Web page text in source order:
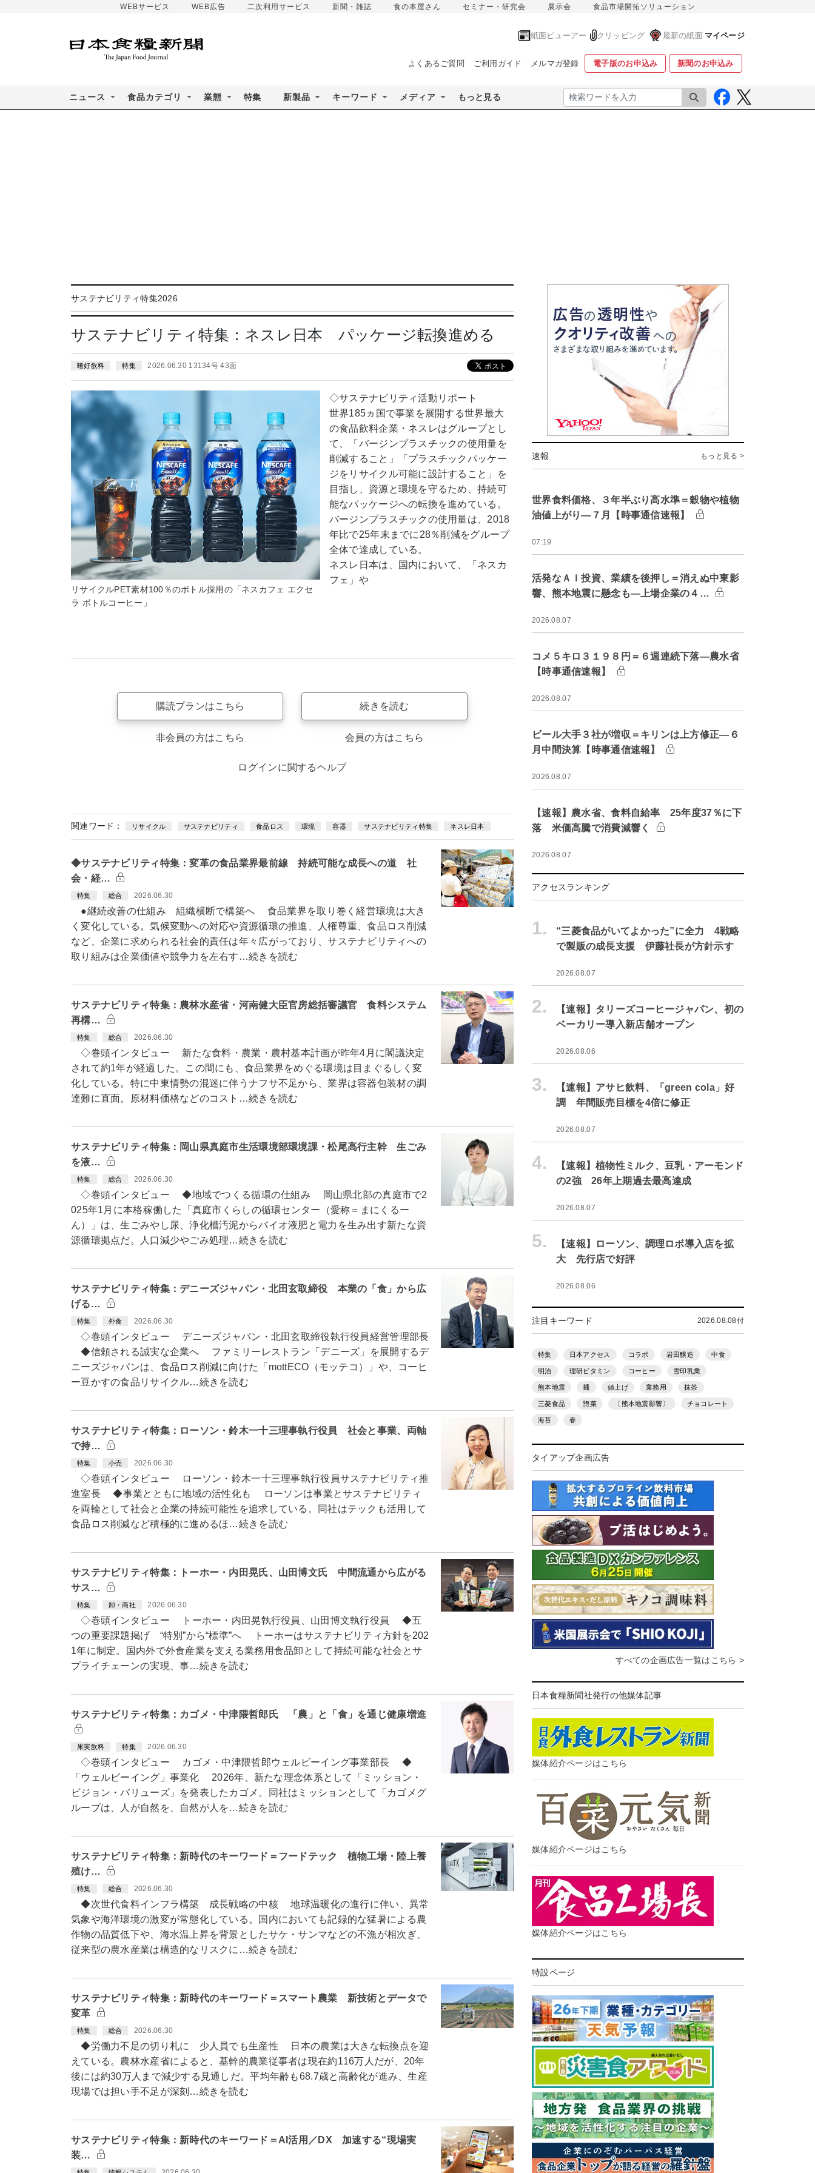
WEBサービス WEB広告 二次利用サービス 新聞・雑誌 食の本屋さん セミナー・研究会 展示会 食品市場開拓ソリューション
紙面ビューアー クリッピング 最新の紙面 マイページ
よくあるご質問 ご利用ガイド メルマガ登録 電子版のお申込み 新聞のお申込み
ニュース 食品カテゴリ 業態 特集 新製品 キーワード メディア もっと見る 検索
サステナビリティ特集2026
サステナビリティ特集：ネスレ日本 パッケージ転換進める
嗜好飲料 特集 2026.06.30 13134号 43面
リサイクルPET素材100％のボトル採用の「ネスカフェ エクセ
ラ ボトルコーヒー」
◇サステナビリティ活動リポート
世界185ヵ国で事業を展開する世界最大
の食品飲料企業・ネスレはグループとし
て、「バージンプラスチックの使用量を
削減すること」「プラスチックパッケー
ジをリサイクル可能に設計すること」を
目指し、資源と環境を守るため、持続可
能なパッケージへの転換を進めている。
バージンプラスチックの使用量は、2018
年比で25年末までに28％削減をグループ
全体で達成している。
ネスレ日本は、国内において、「ネスカ
フェ」や
購読プランはこちら
非会員の方はこちら
続きを読む
会員の方はこちら
ログインに関するヘルプ
関連ワード： リサイクル サステナビリティ 食品ロス 環境 容器 サステナビリティ特集 ネスレ日本
◆サステナビリティ特集：変革の食品業界最前線 持続可能な成長への道 社
会・経…
特集 総合 2026.06.30
●継続改善の仕組み 組織横断で構築へ 食品業界を取り巻く経営環境は大き
く変化している。気候変動への対応や資源循環の推進、人権尊重、食品ロス削減
など、企業に求められる社会的責任は年々広がっており、サステナビリティへの
取り組みは企業価値や競争力を左右す…続きを読む
サステナビリティ特集：農林水産省・河南健大臣官房総括審議官 食料システム
再構…
特集 総合 2026.06.30
◇巻頭インタビュー 新たな食料・農業・農村基本計画が昨年4月に閣議決定
されて約1年が経過した。この間にも、食品業界をめぐる環境は目まぐるしく変
化している。特に中東情勢の混迷に伴うナフサ不足から、業界は容器包装材の調
達難に直面。原材料価格などのコスト…続きを読む
サステナビリティ特集：岡山県真庭市生活環境部環境課・松尾高行主幹 生ごみ
を液…
特集 総合 2026.06.30
◇巻頭インタビュー ◆地域でつくる循環の仕組み 岡山県北部の真庭市で2
025年1月に本格稼働した「真庭市くらしの循環センター（愛称＝まにくるー
ん）」は、生ごみやし尿、浄化槽汚泥からバイオ液肥と電力を生み出す新たな資
源循環拠点だ。人口減少やごみ処理…続きを読む
サステナビリティ特集：デニーズジャパン・北田玄取締役 本業の「食」から広
げる…
特集 外食 2026.06.30
◇巻頭インタビュー デニーズジャパン・北田玄取締役執行役員経営管理部長
◆信頼される誠実な企業へ ファミリーレストラン「デニーズ」を展開するデ
ニーズジャパンは、食品ロス削減に向けた「mottECO（モッテコ）」や、コーヒ
ー豆かすの食品リサイクル…続きを読む
サステナビリティ特集：ローソン・鈴木一十三理事執行役員 社会と事業、両軸
で持…
特集 小売 2026.06.30
◇巻頭インタビュー ローソン・鈴木一十三理事執行役員サステナビリティ推
進室長 ◆事業とともに地域の活性化も ローソンは事業とサステナビリティ
を両輪として社会と企業の持続可能性を追求している。同社はテックも活用して
食品ロス削減など積極的に進めるほ…続きを読む
サステナビリティ特集：トーホー・内田晃氏、山田博文氏 中間流通から広がる
サス…
特集 卸・商社 2026.06.30
◇巻頭インタビュー トーホー・内田晃執行役員、山田博文執行役員 ◆五
つの重要課題掲げ “特別”から“標準”へ トーホーはサステナビリティ方針を202
1年に制定。国内外で外食産業を支える業務用食品卸として持続可能な社会とサ
プライチェーンの実現、事…続きを読む
サステナビリティ特集：カゴメ・中津隈哲郎氏 「農」と「食」を通じ健康増進
果実飲料 特集 2026.06.30
◇巻頭インタビュー カゴメ・中津隈哲郎ウェルビーイング事業部長 ◆
「ウェルビーイング」事業化 2026年、新たな理念体系として「ミッション・
ビジョン・バリューズ」を発表したカゴメ。同社はミッションとして「カゴメグ
ループは、人が自然を、自然が人を…続きを読む
サステナビリティ特集：新時代のキーワード＝フードテック 植物工場・陸上養
殖け…
特集 総合 2026.06.30
◆次世代食料インフラ構築 成長戦略の中核 地球温暖化の進行に伴い、異常
気象や海洋環境の激変が常態化している。国内においても記録的な猛暑による農
作物の品質低下や、海水温上昇を背景としたサケ・サンマなどの不漁が相次ぎ、
従来型の農水産業は構造的なリスクに…続きを読む
サステナビリティ特集：新時代のキーワード＝スマート農業 新技術とデータで
変革
特集 総合 2026.06.30
◆労働力不足の切り札に 少人員でも生産性 日本の農業は大きな転換点を迎
えている。農林水産省によると、基幹的農業従事者は現在約116万人だが、20年
後には約30万人まで減少する見通しだ。平均年齢も68.7歳と高齢化が進み、生産
現場では担い手不足が深刻…続きを読む
サステナビリティ特集：新時代のキーワード＝AI活用／DX 加速する“現場実
装…
速報 もっと見る >
世界食料価格、３年半ぶり高水準＝穀物や植物
油値上がり―７月【時事通信速報】
07:19
活発なＡＩ投資、業績を後押し＝消えぬ中東影
響、熊本地震に懸念も―上場企業の４…
2026.08.07
コメ５キロ３１９８円＝６週連続下落―農水省
【時事通信速報】
2026.08.07
ビール大手３社が増収＝キリンは上方修正―６
月中間決算【時事通信速報】
2026.08.07
【速報】農水省、食料自給率 25年度37％に下
落 米価高騰で消費減響く
2026.08.07
アクセスランキング
1.
“三菱食品がいてよかった”に全力 4戦略
で製販の成長支援 伊藤社長が方針示す
2026.08.07
2.
【速報】タリーズコーヒージャパン、初の
ベーカリー導入新店舗オープン
2026.08.06
3.
【速報】アサヒ飲料、「green cola」好
調 年間販売目標を4倍に修正
2026.08.07
4.
【速報】植物性ミルク、豆乳・アーモンド
の2強 26年上期過去最高達成
2026.08.07
5.
【速報】ローソン、調理ロボ導入店を拡
大 先行店で好評
2026.08.06
注目キーワード 2026.08.08付
特集 日本アクセス コラボ 岩田醸造 中食
明治 理研ビタミン コーヒー 雪印乳業
熊本地震 麺 値上げ 業務用 抹茶
三菱食品 惣菜 〔熊本地震影響〕 チョコレート
海苔 春
タイアップ企画広告
すべての企画広告一覧はこちら >
日本食糧新聞社発行の他媒体記事
媒体紹介ページはこちら
媒体紹介ページはこちら
媒体紹介ページはこちら
特設ページ